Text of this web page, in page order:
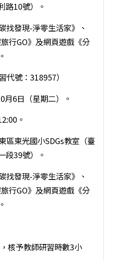
路10號）。
找發現-淨零生活家》、
行GO》及網頁遊戲《分
代號：318957）
月6日（星期二）。
。
區東光國小SDGs教室（臺
段39號）。
找發現-淨零生活家》、
行GO》及網頁遊戲《分
核予教師研習時數3小